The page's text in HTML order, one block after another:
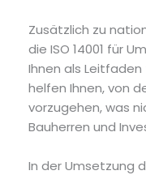
Zusätzlich zu
die ISO 14001 für
Ihnen als
helfen Ihnen, von
vorzugehen, was
Bauherren und
In der Umsetzung